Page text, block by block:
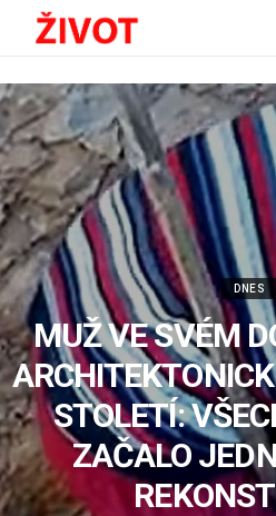
DNES
MUŽ VE SVÉM
STOLETÍ:
ZAČALO